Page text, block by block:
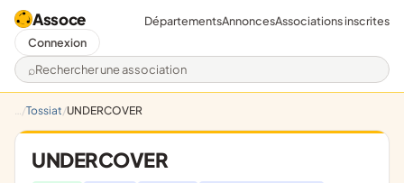
Assoce
Rechercher une association
DépartementsAnnoncesAssociations inscrites
Connexion
Tossiat UNDERCOVER
UNDERCOVER